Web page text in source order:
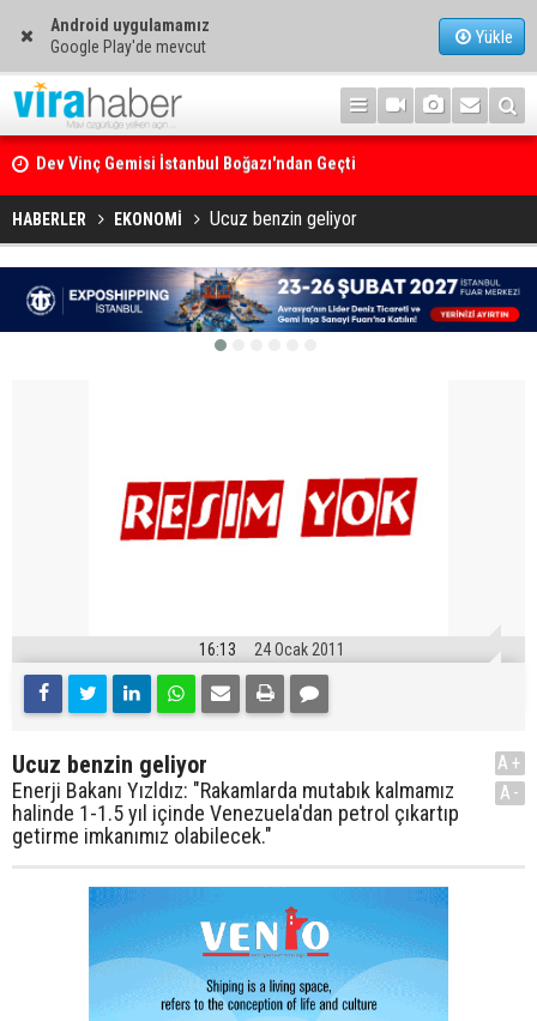
Android uygulamamız
Google Play'de mevcut
Yükle
Dev Vinç Gemisi İstanbul Boğazı'ndan Geçti
Ege Denizi’nin En Büyük Mercan Ormanı
HABERLER EKONOMİ Ucuz benzin geliyor
16:13 24 Ocak 2011
Ucuz benzin geliyor
Enerji Bakanı Yızldız: "Rakamlarda mutabık kalmamız
halinde 1-1.5 yıl içinde Venezuela'dan petrol çıkartıp
getirme imkanımız olabilecek."
A+
A-